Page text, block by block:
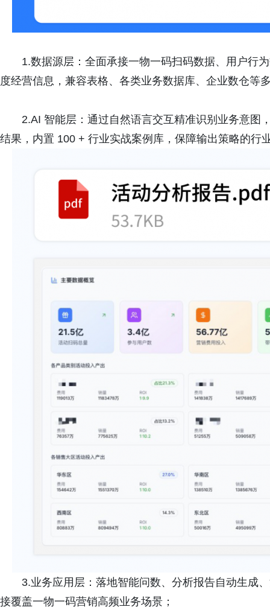
1.数据源层：全面承接一物一码扫码数据、用户行
度经营信息，兼容表格、各类业务数据库、企业数仓等
2.AI 智能层：通过自然语言交互精准识别业务意图
结果，内置 100 + 行业实战案例库，保障输出策略的行
3.业务应用层：落地智能问数、分析报告自动生成
接覆盖一物一码营销高频业务场景；